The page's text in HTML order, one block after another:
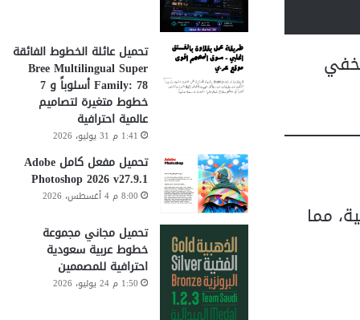
الخفي
مما
تحميل عائلة الخطوط الفائقة
Bree Multilingual Super
Family: 78 أسلوباً و 7
خطوط متغيرة لتصاميم
عالمية احترافية
1:41 م 31 يوليو، 2026
تحميل مفعل كامل Adobe
Photoshop 2026 v27.9.1
8:00 م 4 أغسطس، 2026
تحميل مجاني مجموعة
خطوط عربية سعودية
احترافية للمصممين
1:50 م 24 يوليو، 2026